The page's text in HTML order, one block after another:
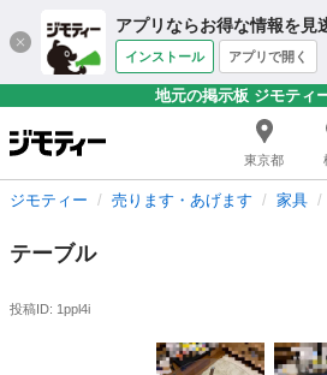
アプリならお得な情報を見
インストール アプリで開く
地元の掲示板 ジモティ
東京都
ジモティー 売ります・あげます 家具
テーブル
投稿ID: 1ppl4i